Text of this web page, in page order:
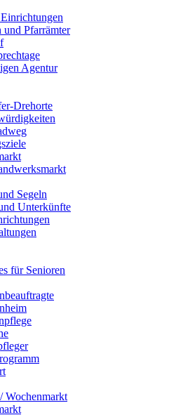
und Pfarrämter
Agentur
Drehorte
Segeln
Unterkünfte
für Senioren
Wochenmarkt